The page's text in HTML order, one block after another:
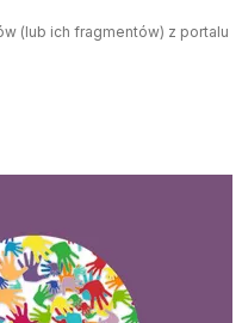
(lub ich fragmentów) z portalu